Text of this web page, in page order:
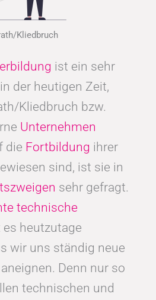
Kliedbruch
ist ein sehr
der heutigen Zeit,
Kliedbruch bzw.
Unternehmen
die Fortbildung ihrer
sind, ist sie in
sehr gefragt.
technische
es heutzutage
wir uns ständig neue
aneignen. Denn nur so
technischen und